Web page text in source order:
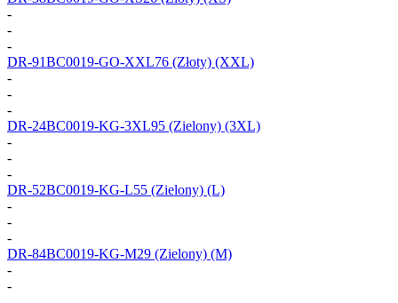
-
-
-
DR-91BC0019-GO-XXL76 (Złoty) (XXL)
-
-
-
DR-24BC0019-KG-3XL95 (Zielony) (3XL)
-
-
-
DR-52BC0019-KG-L55 (Zielony) (L)
-
-
-
DR-84BC0019-KG-M29 (Zielony) (M)
-
-